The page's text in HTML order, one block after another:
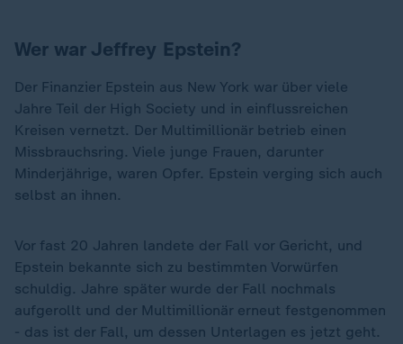
Wer war Jeffrey Epstein?
Der Finanzier Epstein aus New York war über viele
Jahre Teil der High Society und in einflussreichen
Kreisen vernetzt. Der Multimillionär betrieb einen
Missbrauchsring. Viele junge Frauen, darunter
Minderjährige, waren Opfer. Epstein verging sich auch
selbst an ihnen.
Vor fast 20 Jahren landete der Fall vor Gericht, und
Epstein bekannte sich zu bestimmten Vorwürfen
schuldig. Jahre später wurde der Fall nochmals
aufgerollt und der Multimillionär erneut festgenommen
- das ist der Fall, um dessen Unterlagen es jetzt geht.